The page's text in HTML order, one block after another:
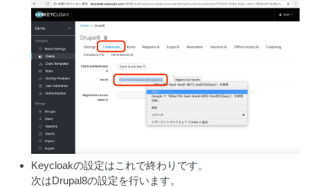
Keycloakの設定はこれで終わりです。
次はDrupal8の設定を行います。